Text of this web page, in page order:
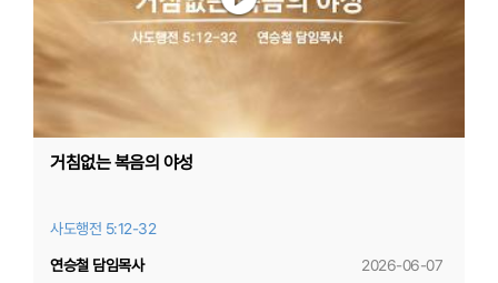
거침없는 복음의 야성
사도행전 5:12-32
2026-06-07
연승철 담임목사